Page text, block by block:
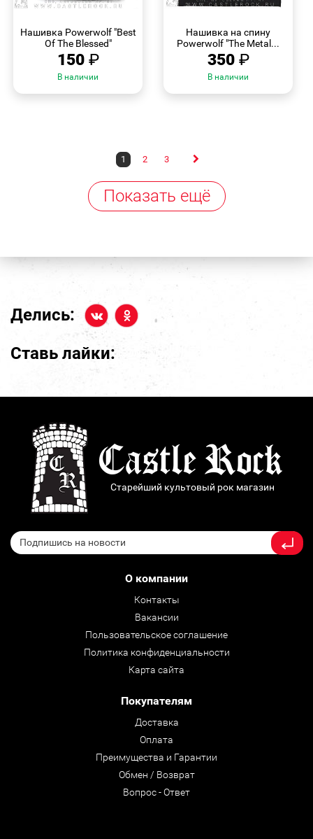
Нашивка Powerwolf "Best
Of The Blessed"
150 ₽
В наличии
Нашивка на спину
Powerwolf "The Metal...
350 ₽
В наличии
1 2 3
Показать ещё
Делись:
Ставь лайки:
Старейший культовый рок магазин
О компании
Контакты
Вакансии
Пользовательское соглашение
Политика конфиденциальности
Карта сайта
Покупателям
Доставка
Оплата
Преимущества и Гарантии
Обмен / Возврат
Вопрос - Ответ